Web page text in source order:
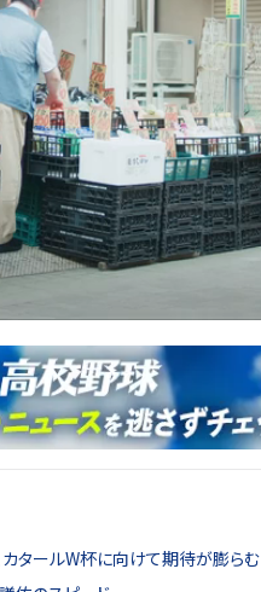
タールW杯に向けて期待が膨らむ